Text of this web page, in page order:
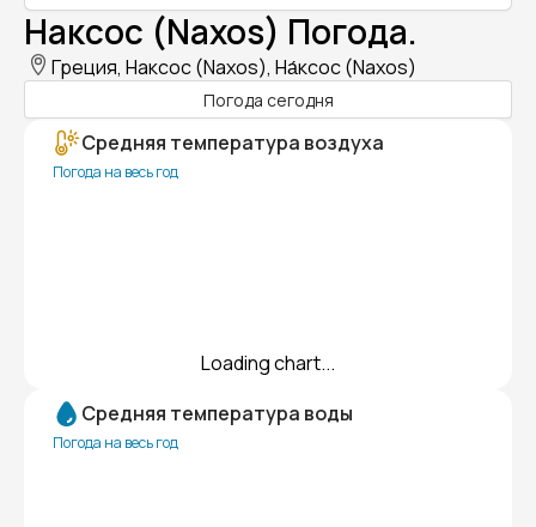
Наксос (Naxos) Погода.
Греция, Наксос (Naxos), На́ксос (Naxos)
Погода сегодня
Средняя температура воздуха
Погода на весь год
Loading chart...
Средняя температура воды
Погода на весь год